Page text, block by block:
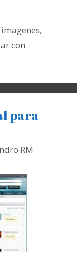
,
con
para
RM